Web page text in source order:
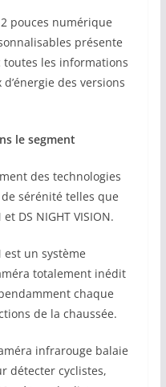
pouces numérique
présente
toutes les informations
des versions
le segment
des technologies
sérénité telles que
et DS NIGHT VISION.
est un système
totalement inédit
chaque
de la chaussée.
infrarouge balaie
détecter cyclistes,